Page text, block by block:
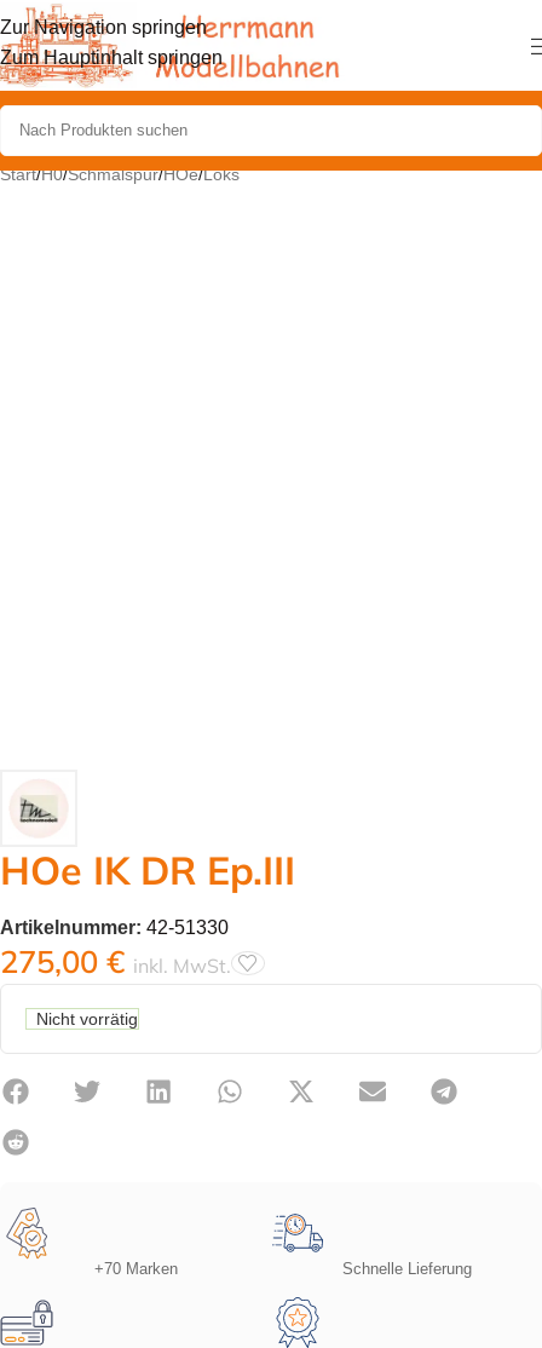
Zur Navigation springen
Zum Hauptinhalt springen
Start/H0/Schmalspur/HOe/Loks
HOe IK DR Ep.III
Artikelnummer: 42-51330
275,00 € inkl. MwSt.
Nicht vorrätig
+70 Marken Schnelle Lieferung